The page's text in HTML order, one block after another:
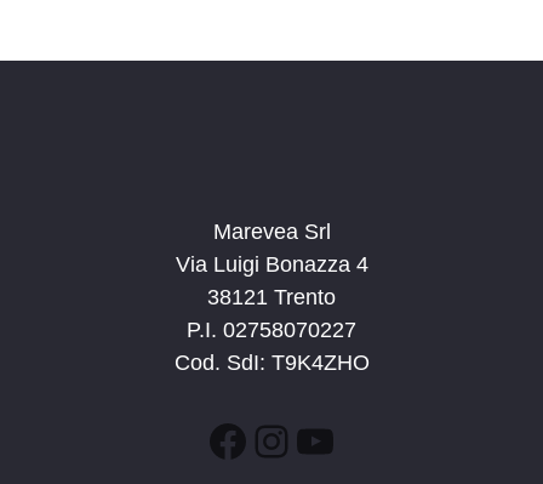
Marevea Srl
Via Luigi Bonazza 4
38121 Trento
P.I. 02758070227
Cod. SdI: T9K4ZHO
Facebook
Instagram
YouTube